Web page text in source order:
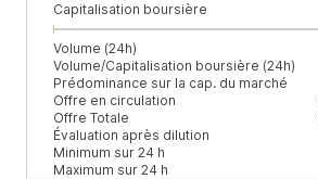
Capitalisation boursière
Volume (24h)
Volume/Capitalisation boursière (24h)
Prédominance sur la cap. du marché
Offre en circulation
Offre Totale
Évaluation après dilution
Minimum sur 24 h
Maximum sur 24 h